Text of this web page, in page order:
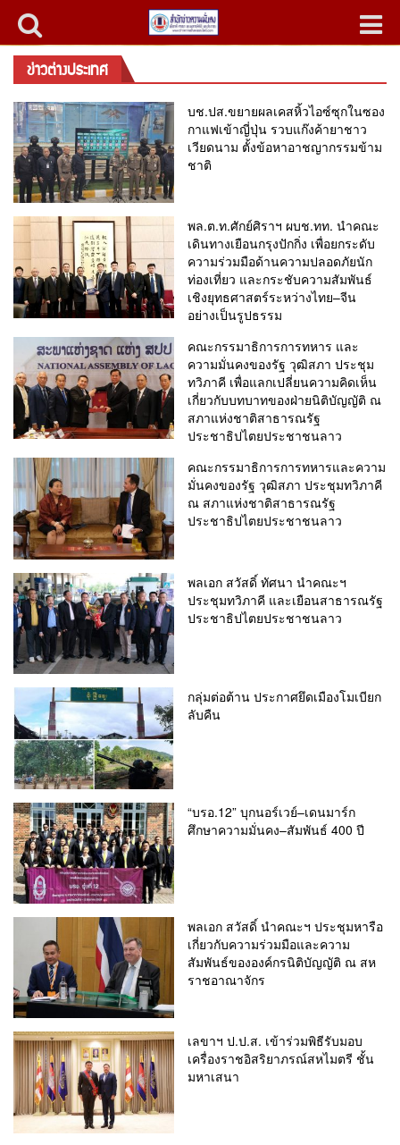
ข่าวต่างประเทศ
บช.ปส.ขยายผลเคสหิ้วไอซ์ซุกในซอง
กาแฟเข้าญี่ปุ่น รวบแก๊งค้ายาชาว
เวียดนาม ตั้งข้อหาอาชญากรรมข้าม
ชาติ
พล.ต.ท.ศักย์ศิราฯ ผบช.ทท. นำคณะ
เดินทางเยือนกรุงปักกิ่ง เพื่อยกระดับ
ความร่วมมือด้านความปลอดภัยนัก
ท่องเที่ยว และกระชับความสัมพันธ์
เชิงยุทธศาสตร์ระหว่างไทย–จีน
อย่างเป็นรูปธรรม
คณะกรรมาธิการการทหาร และ
ความมั่นคงของรัฐ วุฒิสภา ประชุม
ทวิภาคี เพื่อแลกเปลี่ยนความคิดเห็น
เกี่ยวกับบทบาทของฝ่ายนิติบัญญัติ ณ
สภาแห่งชาติสาธารณรัฐ
ประชาธิปไตยประชาชนลาว
คณะกรรมาธิการการทหารและความ
มั่นคงของรัฐ วุฒิสภา ประชุมทวิภาคี
ณ สภาแห่งชาติสาธารณรัฐ
ประชาธิปไตยประชาชนลาว
พลเอก สวัสดิ์ ทัศนา นำคณะฯ
ประชุมทวิภาคี และเยือนสาธารณรัฐ
ประชาธิปไตยประชาชนลาว
กลุ่มต่อต้าน ประกาศยึดเมืองโมเบียก
ลับคืน
“บรอ.12” บุกนอร์เวย์–เดนมาร์ก
ศึกษาความมั่นคง–สัมพันธ์ 400 ปี
พลเอก สวัสดิ์ นำคณะฯ ประชุมหารือ
เกี่ยวกับความร่วมมือและความ
สัมพันธ์ขององค์กรนิติบัญญัติ ณ สห
ราชอาณาจักร
เลขาฯ ป.ป.ส. เข้าร่วมพิธีรับมอบ
เครื่องราชอิสริยาภรณ์สหไมตรี ชั้น
มหาเสนา